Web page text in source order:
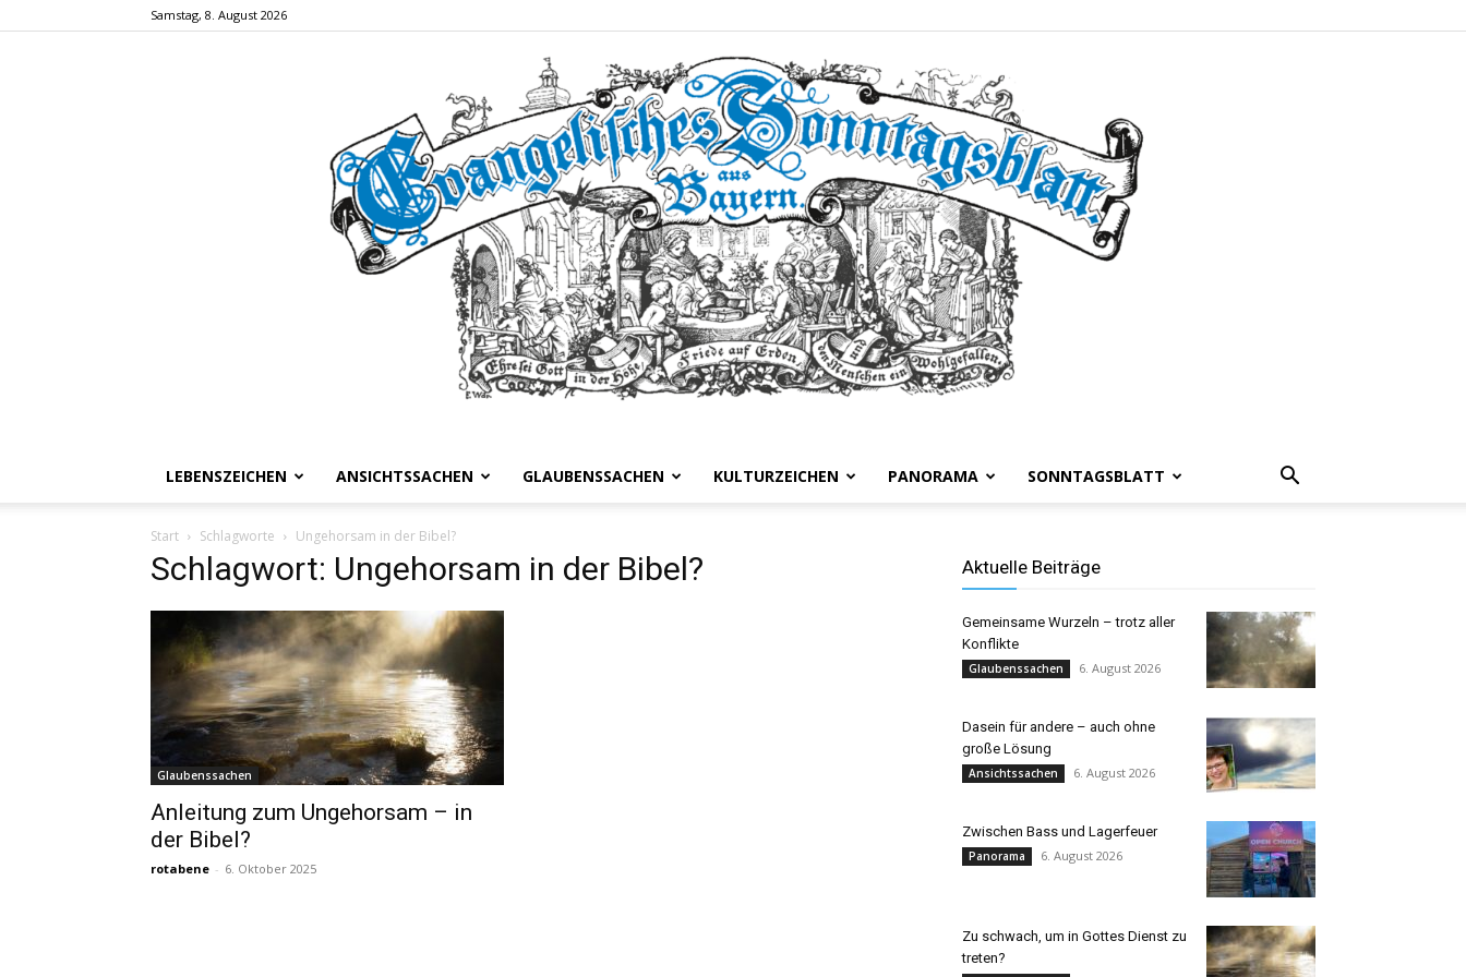
Samstag, 8. August 2026
LEBENSZEICHEN ANSICHTSSACHEN GLAUBENSSACHEN KULTURZEICHEN PANORAMA SONNTAGSBLATT
Start Schlagworte Ungehorsam in der Bibel?
Schlagwort: Ungehorsam in der Bibel?
Glaubenssachen
Anleitung zum Ungehorsam – in
der Bibel?
rotabene - 6. Oktober 2025
Aktuelle Beiträge
Gemeinsame Wurzeln – trotz aller
Konflikte
Glaubenssachen 6. August 2026
Dasein für andere – auch ohne
große Lösung
Ansichtssachen 6. August 2026
Zwischen Bass und Lagerfeuer
Panorama 6. August 2026
Zu schwach, um in Gottes Dienst zu
treten?